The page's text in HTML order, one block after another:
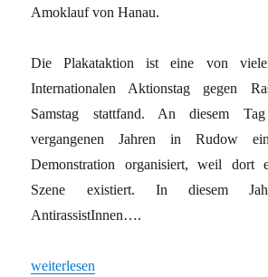
Amoklauf von Hanau.
Die Plakataktion ist eine von
Internationalen Aktionstag gegen
Samstag stattfand. An diesem
vergangenen Jahren in Rudow
Demonstration organisiert, weil dort
Szene existiert. In diesem
AntirassistInnen….
„Corona macht vergesslich“
weiterlesen